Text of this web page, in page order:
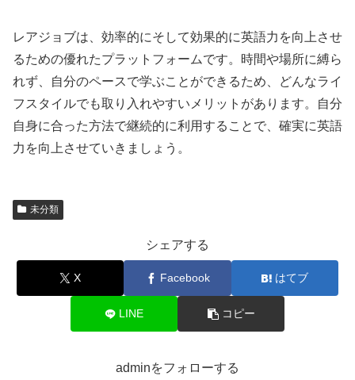
レアジョブは、効率的にそして効果的に英語力を向上させ
るための優れたプラットフォームです。時間や場所に縛ら
れず、自分のペースで学ぶことができるため、どんなライ
フスタイルでも取り入れやすいメリットがあります。自分
自身に合った方法で継続的に利用することで、確実に英語
力を向上させていきましょう。
未分類
シェアする
X Facebook はてブ
LINE コピー
adminをフォローする